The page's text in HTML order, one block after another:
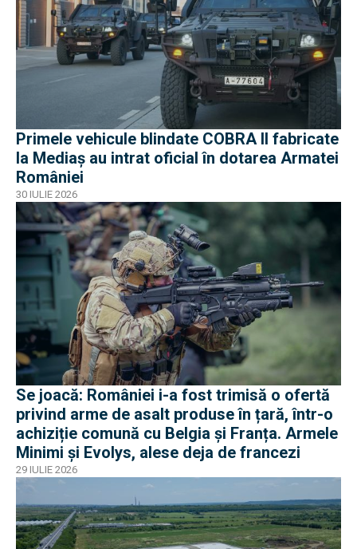
Primele vehicule blindate COBRA II fabricate
la Mediaș au intrat oficial în dotarea Armatei
României
30 IULIE 2026
Se joacă: României i-a fost trimisă o ofertă
privind arme de asalt produse în țară, într-o
achiziție comună cu Belgia și Franța. Armele
Minimi și Evolys, alese deja de francezi
29 IULIE 2026